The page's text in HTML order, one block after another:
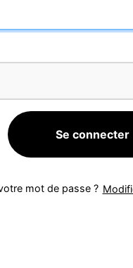
Se connecter
mot de passe ?